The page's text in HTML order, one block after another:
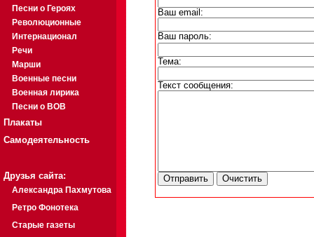
Песни о Героях
Революционные
Интернационал
Речи
Марши
Военные песни
Военная лирика
Песни о ВОВ
Плакаты
Самодеятельность
Друзья сайта:
Александра Пахмутова
Ретро Фонотека
Старые газеты
Ваш email:
Ваш пароль:
Тема:
Текст сообщения: